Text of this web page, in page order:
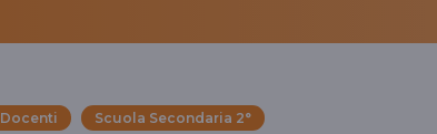
Docenti Scuola Secondaria 2°